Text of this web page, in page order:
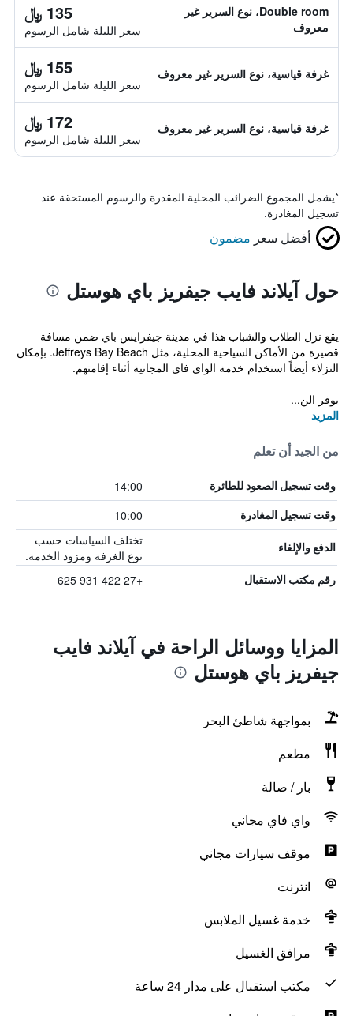
Double room، نوع السرير غير
معروف
135 ﷼
سعر الليلة شامل الرسوم
غرفة قياسية، نوع السرير غير معروف 155 ﷼
سعر الليلة شامل الرسوم
غرفة قياسية، نوع السرير غير معروف 172 ﷼
سعر الليلة شامل الرسوم
*يشمل المجموع الضرائب المحلية المقدرة والرسوم المستحقة عند
تسجيل المغادرة.
أفضل سعر مضمون
حول آيلاند فايب جيفريز باي هوستل
يقع نزل الطلاب والشباب هذا في مدينة جيفرايس باي ضمن مسافة
قصيرة من الأماكن السياحية المحلية، مثل Jeffreys Bay Beach. بإمكان
النزلاء أيضاً استخدام خدمة الواي فاي المجانية أثناء إقامتهم.
يوفر الن...
المزيد
من الجيد أن تعلم
وقت تسجيل الصعود للطائرة 14:00
وقت تسجيل المغادرة 10:00
الدفع والإلغاء
تختلف السياسات حسب
نوع الغرفة ومزود الخدمة.
رقم مكتب الاستقبال +27 422 931 625
المزايا ووسائل الراحة في آيلاند فايب
جيفريز باي هوستل
بمواجهة شاطئ البحر
مطعم
بار / صالة
واي فاي مجاني
موقف سيارات مجاني
انترنت
خدمة غسيل الملابس
مرافق الغسيل
مكتب استقبال على مدار 24 ساعة